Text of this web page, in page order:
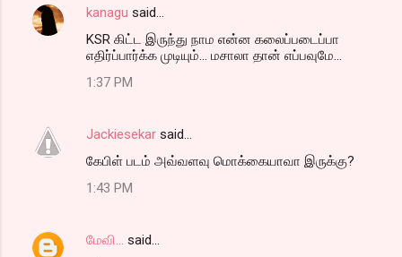
kanagu said…
KSR கிட்ட இருந்து நாம என்ன கலைப்படைப்பா
எதிர்ப்பார்க்க முடியும்... மசாலா தான் எப்பவுமே...
1:37 PM
Jackiesekar said…
கேபிள் படம் அவ்வளவு மொக்கையாவா இருக்கு?
1:43 PM
மேவி... said…